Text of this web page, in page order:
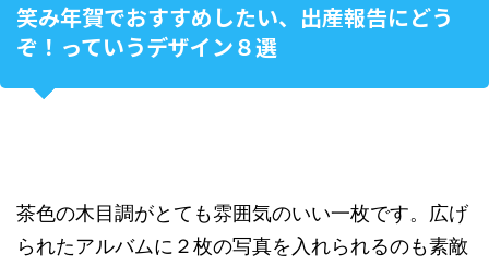
笑み年賀でおすすめしたい、出産報告にどう
ぞ！っていうデザイン８選
茶色の木目調がとても雰囲気のいい一枚です。広げ
られたアルバムに２枚の写真を入れられるのも素敵